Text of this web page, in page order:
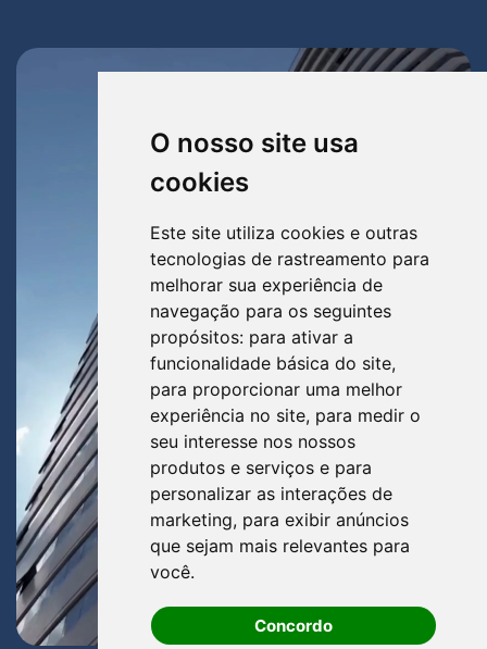
O nosso site usa
cookies
Este site utiliza cookies e outras
tecnologias de rastreamento para
melhorar sua experiência de
navegação para os seguintes
propósitos: para ativar a
funcionalidade básica do site,
para proporcionar uma melhor
experiência no site, para medir o
seu interesse nos nossos
produtos e serviços e para
personalizar as interações de
marketing, para exibir anúncios
que sejam mais relevantes para
você.
Concordo